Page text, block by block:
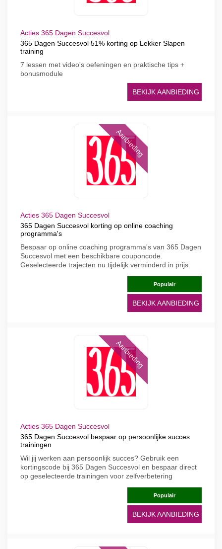
Acties 365 Dagen Succesvol
365 Dagen Succesvol 51% korting op Lekker Slapen
training
7 lessen met video's oefeningen en praktische tips +
bonusmodule
BEKIJK AANBIEDING
Aanbieding
Acties 365 Dagen Succesvol
365 Dagen Succesvol korting op online coaching
programma's
Bespaar op online coaching programma's van 365 Dagen
Succesvol met een beschikbare couponcode.
Geselecteerde trajecten nu tijdelijk verminderd in prijs
Populair
BEKIJK AANBIEDING
Aanbieding
Acties 365 Dagen Succesvol
365 Dagen Succesvol bespaar op persoonlijke succes
trainingen
Wil jij werken aan persoonlijk succes? Gebruik een
kortingscode bij 365 Dagen Succesvol en bespaar direct
op geselecteerde trainingen voor zelfverbetering
Populair
BEKIJK AANBIEDING